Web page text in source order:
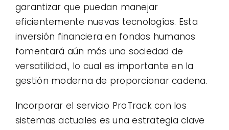
garantizar que puedan manejar
eficientemente nuevas tecnologías. Esta
inversión financiera en fondos humanos
fomentará aún más una sociedad de
versatilidad., lo cual es importante en la
gestión moderna de proporcionar cadena.
Incorporar el servicio ProTrack con los
sistemas actuales es una estrategia clave